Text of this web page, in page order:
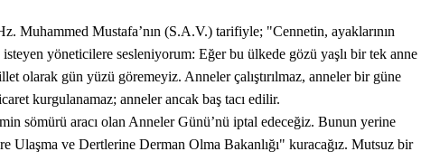
Muhammed Mustafa’nın (S.A.V.) tarifiyle; "Cennetin, ayaklarının
yöneticilere sesleniyorum: Eğer bu ülkede gözü yaşlı bir tek anne
olarak gün yüzü göremeyiz. Anneler çalıştırılmaz, anneler bir güne
kurgulanamaz; anneler ancak baş tacı edilir.
sömürü aracı olan Anneler Günü’nü iptal edeceğiz. Bunun yerine
Ulaşma ve Dertlerine Derman Olma Bakanlığı" kuracağız. Mutsuz bir